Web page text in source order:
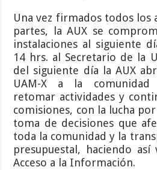
Una vez firmados todos los
partes, la AUX se
instalaciones al siguiente
14 hrs. al Secretario de la
del siguiente día la AUX
UAM-X a la comunidad
retomar actividades y
comisiones, con la lucha
toma de decisiones que
toda la comunidad y la
presupuestal, haciendo
Acceso a la Información.